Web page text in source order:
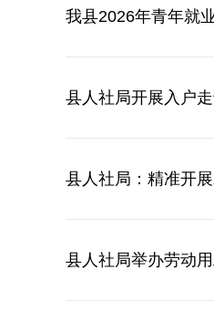
我县2026年青年就
县人社局开展入户
县人社局：精准开
县人社局举办劳动